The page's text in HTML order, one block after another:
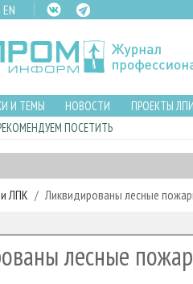
EN
И ТЕМЫ НОВОСТИ ПРОЕКТЫ ЛПИ
ПОСЕТИТЬ
ЛПК Ликвидированы лесные
лесные